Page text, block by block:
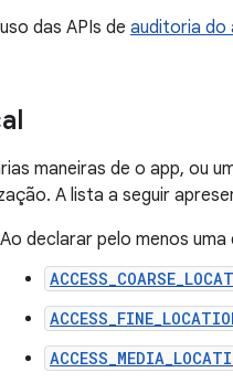
uso das APIs de auditoria do
maneiras de o app, ou
A lista a seguir
Ao declarar pelo menos